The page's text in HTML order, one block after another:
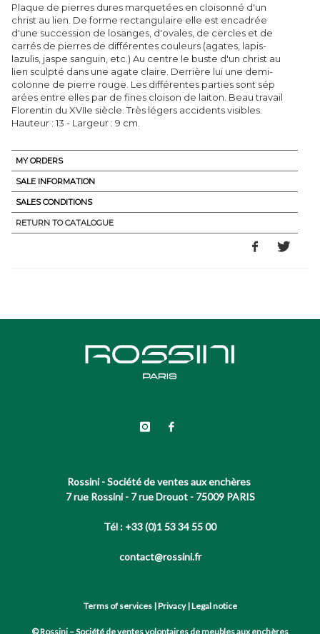
Plaque de pierres dures marquetées en cloisonné d'un
christ au lien. De forme rectangulaire elle est encadrée
d'une succession de losanges, d'ovales, de cercles et de
carrés de pierres de différentes couleurs (agates, lapis-
lazulis, jaspe sanguin, etc.) Au centre le buste d'un christ au
lien sculpté dans une agate claire. Derrière lui une demi-
colonne de pierre rouge. Les différentes parties sont sép
arées entre elles par de fines cloison de laiton. Beau travail
Florentin du XVIIe siècle. Très légers accidents visibles.
Hauteur : 13 - Largeur : 9 cm.
MY ORDERS
SALE INFORMATION
SALES CONDITIONS
RETURN TO CATALOGUE
Rossini - Société de ventes aux enchères
7 rue Rossini - 7 rue Drouot - 75009 PARIS
Tél : +33 (0)1 53 34 55 00
contact@rossini.fr
Terms of services|Privacy|Legal notice
© Rossini – Société de ventes volontaires de meubles aux enchères